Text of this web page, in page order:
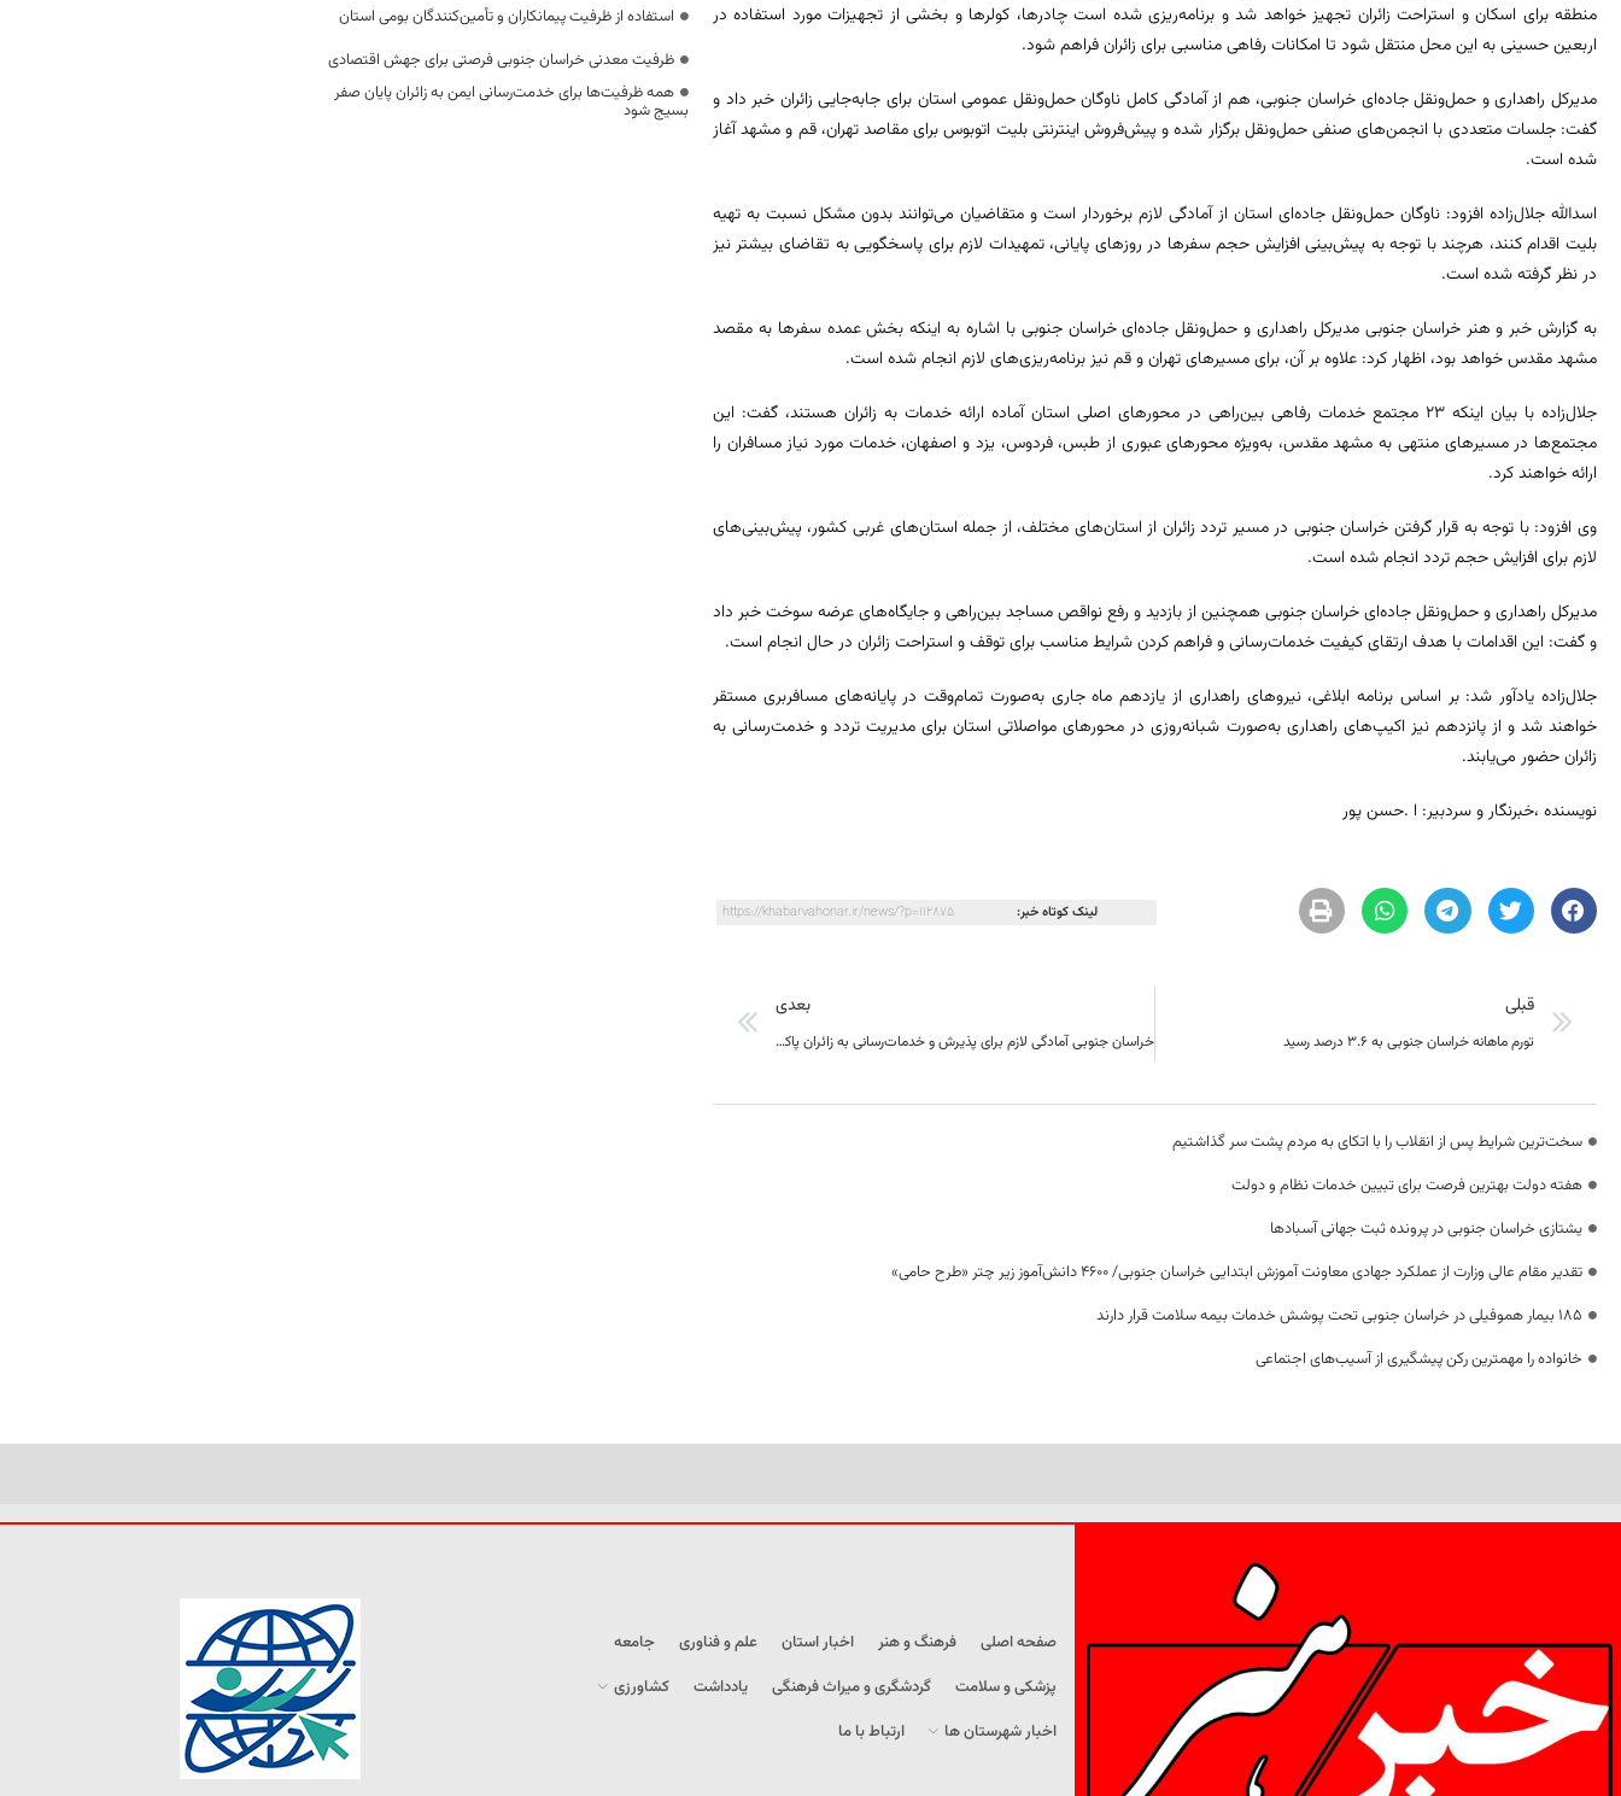
منطقه برای اسکان و استراحت زائران تجهیز خواهد شد و برنامه‌ریزی شده است چادرها، کولرها و بخشی از تجهیزات مورد استفاده در
اربعین حسینی به این محل منتقل شود تا امکانات رفاهی مناسبی برای زائران فراهم شود.
مدیرکل راهداری و حمل‌ونقل جاده‌ای خراسان جنوبی، هم از آمادگی کامل ناوگان حمل‌ونقل عمومی استان برای جابه‌جایی زائران خبر داد و
گفت: جلسات متعددی با انجمن‌های صنفی حمل‌ونقل برگزار شده و پیش‌فروش اینترنتی بلیت اتوبوس برای مقاصد تهران، قم و مشهد آغاز
شده است.
اسدالله جلال‌زاده افزود: ناوگان حمل‌ونقل جاده‌ای استان از آمادگی لازم برخوردار است و متقاضیان می‌توانند بدون مشکل نسبت به تهیه
بلیت اقدام کنند، هرچند با توجه به پیش‌بینی افزایش حجم سفرها در روزهای پایانی، تمهیدات لازم برای پاسخگویی به تقاضای بیشتر نیز
در نظر گرفته شده است.
به گزارش خبر و هنر خراسان جنوبی مدیرکل راهداری و حمل‌ونقل جاده‌ای خراسان جنوبی با اشاره به اینکه بخش عمده سفرها به مقصد
مشهد مقدس خواهد بود، اظهار کرد: علاوه بر آن، برای مسیرهای تهران و قم نیز برنامه‌ریزی‌های لازم انجام شده است.
جلال‌زاده با بیان اینکه ۲۳ مجتمع خدمات رفاهی بین‌راهی در محورهای اصلی استان آماده ارائه خدمات به زائران هستند، گفت: این
مجتمع‌ها در مسیرهای منتهی به مشهد مقدس، به‌ویژه محورهای عبوری از طبس، فردوس، یزد و اصفهان، خدمات مورد نیاز مسافران را
ارائه خواهند کرد.
وی افزود: با توجه به قرار گرفتن خراسان جنوبی در مسیر تردد زائران از استان‌های مختلف، از جمله استان‌های غربی کشور، پیش‌بینی‌های
لازم برای افزایش حجم تردد انجام شده است.
مدیرکل راهداری و حمل‌ونقل جاده‌ای خراسان جنوبی همچنین از بازدید و رفع نواقص مساجد بین‌راهی و جایگاه‌های عرضه سوخت خبر داد
و گفت: این اقدامات با هدف ارتقای کیفیت خدمات‌رسانی و فراهم کردن شرایط مناسب برای توقف و استراحت زائران در حال انجام است.
جلال‌زاده یادآور شد: بر اساس برنامه ابلاغی، نیروهای راهداری از یازدهم ماه جاری به‌صورت تمام‌وقت در پایانه‌های مسافربری مستقر
خواهند شد و از پانزدهم نیز اکیپ‌های راهداری به‌صورت شبانه‌روزی در محورهای مواصلاتی استان برای مدیریت تردد و خدمت‌رسانی به
زائران حضور می‌یابند.
نویسنده ،خبرنگار و سردبیر: ا .حسن پور
لینک کوتاه خبر: https://khabarvahonar.ir/news/?p=112875
قبلی
تورم ماهانه خراسان جنوبی به ۳.۶ درصد رسید
بعدی
خراسان جنوبی آمادگی لازم برای پذیرش و خدمات‌رسانی به زائران پاکستانی را دارد
سخت‌ترین شرایط پس از انقلاب را با اتکای به مردم پشت سر گذاشتیم
هفته دولت بهترین فرصت برای تبیین خدمات نظام و دولت
یشتازی خراسان جنوبی در پرونده ثبت جهانی آسبادها
تقدیر مقام عالی وزارت از عملکرد جهادی معاونت آموزش ابتدایی خراسان جنوبی/ ۴۶۰۰ دانش‌آموز زیر چتر «طرح حامی»
۱۸۵ بیمار هموفیلی در خراسان جنوبی تحت پوشش خدمات بیمه سلامت قرار دارند
خانواده را مهمترین رکن پیشگیری از آسیب‌های اجتماعی
استفاده از ظرفیت پیمانکاران و تأمین‌کنندگان بومی استان
ظرفیت معدنی خراسان جنوبی فرصتی برای جهش اقتصادی
همه ظرفیت‌ها برای خدمت‌رسانی ایمن به زائران پایان صفر
بسیج شود
صفحه اصلی فرهنگ و هنر اخبار استان علم و فناوری
جامعه
پزشکی و سلامت
گردشگری و میراث فرهنگی یادداشت
کشاورزی
اخبار شهرستان ها
ارتباط با ما